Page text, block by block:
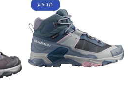
מבצע